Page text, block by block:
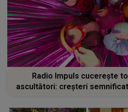
Radio Impuls cucerește
ascultători: creșteri